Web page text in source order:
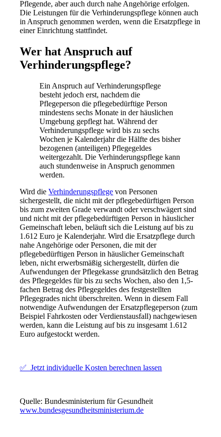
Pflegende, aber auch durch nahe Angehörige erfolgen.
Die Leistungen für die Verhinderungspflege können auch
in Anspruch genommen werden, wenn die Ersatzpflege in
einer Einrichtung stattfindet.
Wer hat Anspruch auf
Verhinderungspflege?
Ein Anspruch auf Verhinderungspflege
besteht jedoch erst, nachdem die
Pflegeperson die pflegebedürftige Person
mindestens sechs Monate in der häuslichen
Umgebung gepflegt hat. Während der
Verhinderungspflege wird bis zu sechs
Wochen je Kalenderjahr die Hälfte des bisher
bezogenen (anteiligen) Pflegegeldes
weitergezahlt. Die Verhinderungspflege kann
auch stundenweise in Anspruch genommen
werden.
Wird dieVerhinderungspflege von Personen
sichergestellt, die nicht mit der pflegebedürftigen Person
bis zum zweiten Grade verwandt oder verschwägert sind
und nicht mit der pflegebedürftigen Person in häuslicher
Gemeinschaft leben, beläuft sich die Leistung auf bis zu
1.612 Euro je Kalenderjahr. Wird die Ersatzpflege durch
nahe Angehörige oder Personen, die mit der
pflegebedürftigen Person in häuslicher Gemeinschaft
leben, nicht erwerbsmäßig sichergestellt, dürfen die
Aufwendungen der Pflegekasse grundsätzlich den Betrag
des Pflegegeldes für bis zu sechs Wochen, also den 1,5-
fachen Betrag des Pflegegeldes des festgestellten
Pflegegrades nicht überschreiten. Wenn in diesem Fall
notwendige Aufwendungen der Ersatzpflegeperson (zum
Beispiel Fahrkosten oder Verdienstausfall) nachgewiesen
werden, kann die Leistung auf bis zu insgesamt 1.612
Euro aufgestockt werden.
✅ Jetzt individuelle Kosten berechnen lassen
Quelle: Bundesministerium für Gesundheit
www.bundesgesundheitsministerium.de